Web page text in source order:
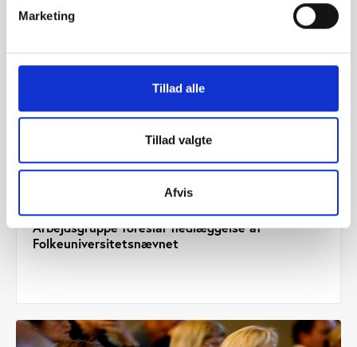
Marketing
Tillad alle
Tillad valgte
Afvis
Arbejdsgruppe foreslår nedlæggelse af
Folkeuniversitetsnævnet